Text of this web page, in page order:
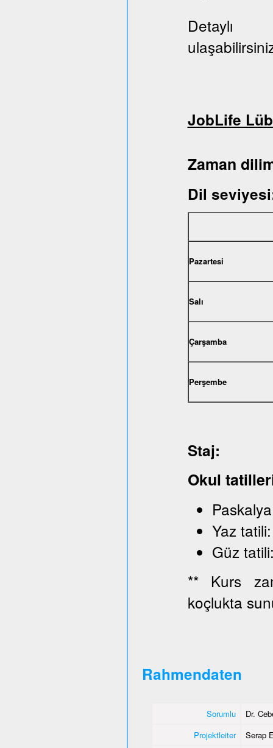
JobLife
Zaman
Dil
Pazartesi
Salı
Çarşamba
Perşembe
Staj:
Okul
Yaz
Güz
** Kurs
koçlukta
Rahmendaten
Sorumlu
Dr.
Projektleiter
Serap